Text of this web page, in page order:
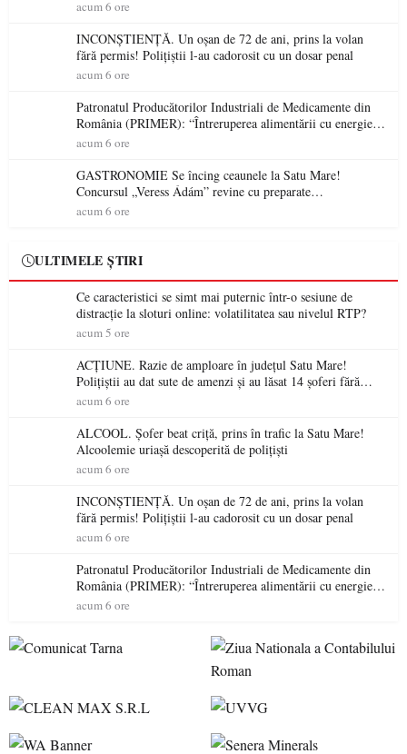
acum 6 ore
INCONȘTIENȚĂ. Un oșan de 72 de ani, prins la volan
fără permis! Polițiștii l-au cadorosit cu un dosar penal
acum 6 ore
Patronatul Producătorilor Industriali de Medicamente din
România (PRIMER): “Întreruperea alimentării cu energie
electrică a fabricilor de medicamente va pune în pericol
acum 6 ore
GASTRONOMIE Se încing ceaunele la Satu Mare!
Concursul „Veress Ádám” revine cu preparate
spectaculoase, premii și un jurat de renume
acum 6 ore
ULTIMELE ȘTIRI
Ce caracteristici se simt mai puternic într-o sesiune de
distracție la sloturi online: volatilitatea sau nivelul RTP?
acum 5 ore
ACȚIUNE. Razie de amploare în județul Satu Mare!
Polițiștii au dat sute de amenzi și au lăsat 14 șoferi fără
permis într-o singură zi
acum 6 ore
ALCOOL. Șofer beat criță, prins în trafic la Satu Mare!
Alcoolemie uriașă descoperită de polițiști
acum 6 ore
INCONȘTIENȚĂ. Un oșan de 72 de ani, prins la volan
fără permis! Polițiștii l-au cadorosit cu un dosar penal
acum 6 ore
Patronatul Producătorilor Industriali de Medicamente din
România (PRIMER): “Întreruperea alimentării cu energie
electrică a fabricilor de medicamente va pune în pericol
acum 6 ore